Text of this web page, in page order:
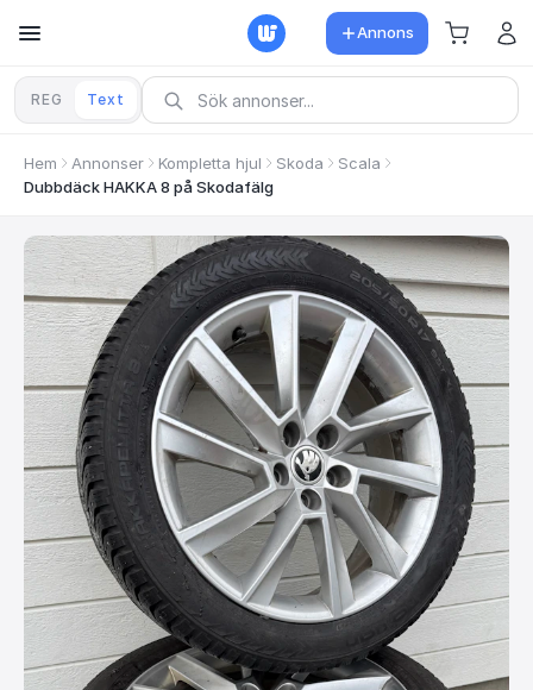
Annons
REG Text
Hem Annonser Kompletta hjul Skoda
Scala
Dubbdäck HAKKA 8 på Skodafälg